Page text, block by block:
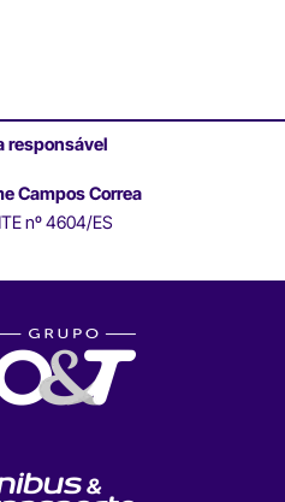
responsável
Campos Correa
nº 4604/ES